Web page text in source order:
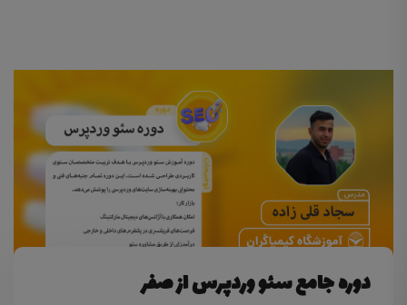
دوره جامع سئو وردپرس از صفر